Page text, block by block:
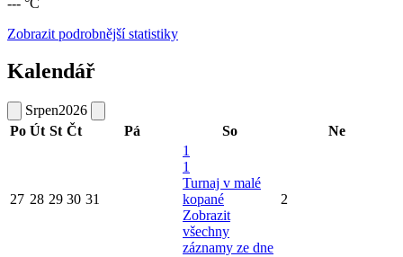
Zobrazit podrobnější statistiky
Kalendář
Srpen2026
Po Út St Čt Pá So Ne
27 28 29 30 31
1
1
Turnaj v malé
kopané
Zobrazit
všechny
záznamy ze dne
2